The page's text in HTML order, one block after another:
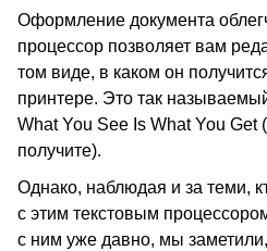
Оформление документа
процессор позволяет вам
том виде, в каком он
принтере. Это так
What You See Is What You Get
получите).
Однако, наблюдая и за теми,
с этим текстовым
с ним уже давно, мы